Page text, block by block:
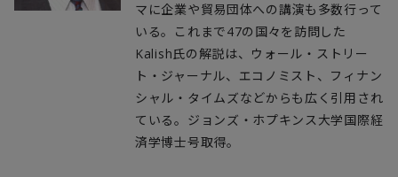
マに企業や貿易団体への講演も多数行って
いる。これまで47の国々を訪問した
Kalish氏の解説は、ウォール・ストリー
ト・ジャーナル、エコノミスト、フィナン
シャル・タイムズなどからも広く引用され
ている。ジョンズ・ホプキンス大学国際経
済学博士号取得。